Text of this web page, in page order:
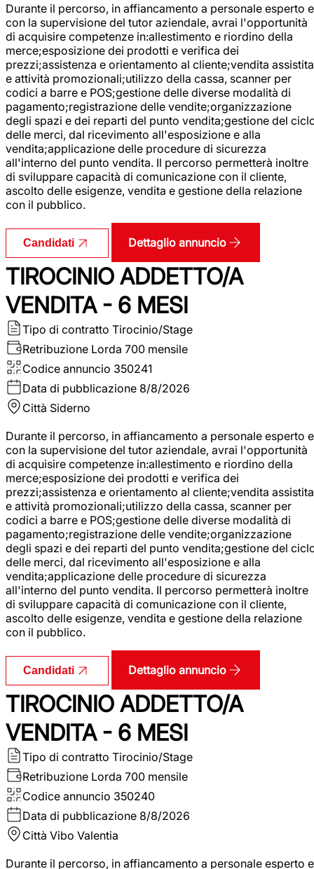
Durante il percorso, in affiancamento a personale esperto e
con la supervisione del tutor aziendale, avrai l'opportunità
di acquisire competenze in:allestimento e riordino della
merce;esposizione dei prodotti e verifica dei
prezzi;assistenza e orientamento al cliente;vendita assistita
e attività promozionali;utilizzo della cassa, scanner per
codici a barre e POS;gestione delle diverse modalità di
pagamento;registrazione delle vendite;organizzazione
degli spazi e dei reparti del punto vendita;gestione del
delle merci, dal ricevimento all'esposizione e alla
vendita;applicazione delle procedure di sicurezza
all'interno del punto vendita. Il percorso permetterà inoltre
di sviluppare capacità di comunicazione con il cliente,
ascolto delle esigenze, vendita e gestione della relazione
con il pubblico.
Candidati Dettaglio annuncio
TIROCINIO ADDETTO/A
VENDITA - 6 MESI
Tipo di contratto Tirocinio/Stage
Retribuzione Lorda 700 mensile
Codice annuncio 350241
Data di pubblicazione 8/8/2026
Città Siderno
Durante il percorso, in affiancamento a personale esperto e
con la supervisione del tutor aziendale, avrai l'opportunità
di acquisire competenze in:allestimento e riordino della
merce;esposizione dei prodotti e verifica dei
prezzi;assistenza e orientamento al cliente;vendita assistita
e attività promozionali;utilizzo della cassa, scanner per
codici a barre e POS;gestione delle diverse modalità di
pagamento;registrazione delle vendite;organizzazione
degli spazi e dei reparti del punto vendita;gestione del
delle merci, dal ricevimento all'esposizione e alla
vendita;applicazione delle procedure di sicurezza
all'interno del punto vendita. Il percorso permetterà inoltre
di sviluppare capacità di comunicazione con il cliente,
ascolto delle esigenze, vendita e gestione della relazione
con il pubblico.
Candidati Dettaglio annuncio
TIROCINIO ADDETTO/A
VENDITA - 6 MESI
Tipo di contratto Tirocinio/Stage
Retribuzione Lorda 700 mensile
Codice annuncio 350240
Data di pubblicazione 8/8/2026
Città Vibo Valentia
Durante il percorso, in affiancamento a personale esperto e